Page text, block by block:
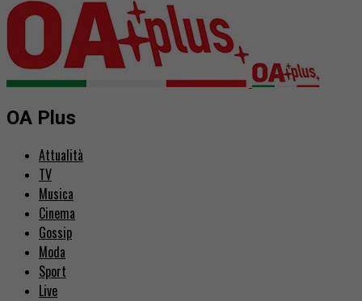
OA Plus
Attualità
TV
Musica
Cinema
Gossip
Moda
Sport
Live